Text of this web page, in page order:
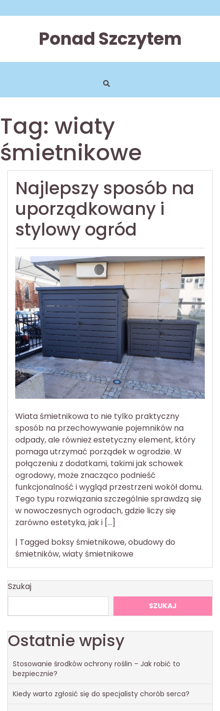
to
Ponad Szczytem
Tag: wiaty
śmietnikowe
Najlepszy sposób na
uporządkowany i
stylowy ogród
Wiata śmietnikowa to nie tylko praktyczny
sposób na przechowywanie pojemników na
odpady, ale również estetyczny element, który
pomaga utrzymać porządek w ogrodzie. W
połączeniu z dodatkami, takimi jak schowek
ogrodowy, może znacząco podnieść
funkcjonalność i wygląd przestrzeni wokół domu.
Tego typu rozwiązania szczególnie sprawdzą się
w nowoczesnych ogrodach, gdzie liczy się
zarówno estetyka, jak i […]
| Tagged boksy śmietnikowe,obudowy do
śmietników,wiaty śmietnikowe
Szukaj
SZUKAJ
Ostatnie wpisy
Stosowanie środków ochrony roślin – Jak robić to
bezpiecznie?
Kiedy warto zgłosić się do specjalisty chorób serca?